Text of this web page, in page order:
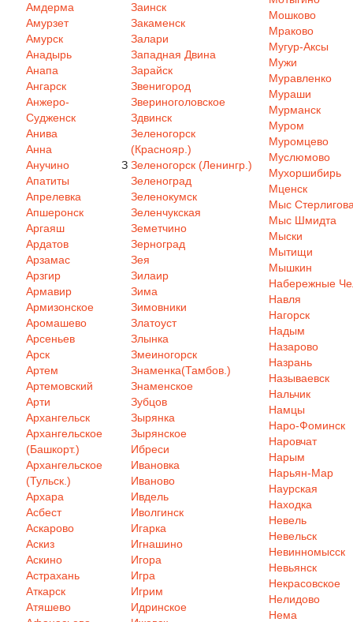
Амдерма
Амурзет
Амурск
Анадырь
Анапа
Ангарск
Анжеро-
Судженск
Анива
Анна
Анучино
Апатиты
Апрелевка
Апшеронск
Аргаяш
Ардатов
Арзамас
Арзгир
Армавир
Армизонское
Аромашево
Арсеньев
Арск
Артем
Артемовский
Арти
Архангельск
Архангельское
(Башкорт.)
Архангельское
(Тульск.)
Архара
Асбест
Аскарово
Аскиз
Аскино
Астрахань
Аткарск
Атяшево
З
Заинск
Закаменск
Залари
Западная Двина
Зарайск
Звенигород
Звериноголовское
Здвинск
Зеленогорск
(Краснояр.)
Зеленогорск (Ленингр.)
Зеленоград
Зеленокумск
Зеленчукская
Земетчино
Зерноград
Зея
Зилаир
Зима
Зимовники
Златоуст
Злынка
Змеиногорск
Знаменка(Тамбов.)
Знаменское
Зубцов
Зырянка
Зырянское
Ибреси
Ивановка
Иваново
Ивдель
Иволгинск
Игарка
Игнашино
Игора
Игра
Игрим
Идринское
Мошково
Мраково
Мугур-Аксы
Мужи
Муравленко
Мураши
Мурманск
Муром
Муромцево
Муслюмово
Мухоршибирь
Мценск
Мыс
Мыс Шмидта
Мыски
Мытищи
Мышкин
Набережные
Навля
Нагорск
Надым
Назарово
Назрань
Называевск
Нальчик
Намцы
Наро-Фоминск
Наровчат
Нарым
Нарьян-Мар
Наурская
Находка
Невель
Невельск
Невинномысск
Невьянск
Некрасовское
Нелидово
Нема